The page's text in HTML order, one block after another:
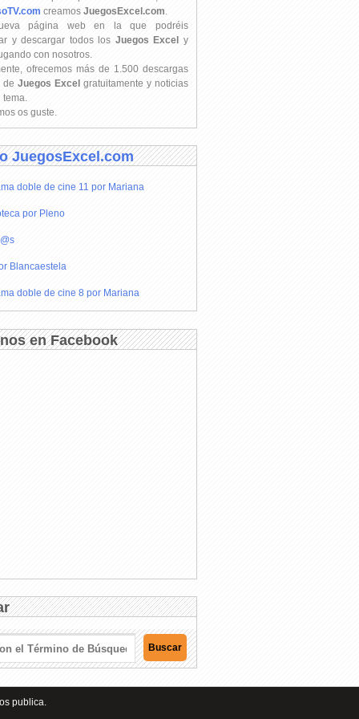
creamos JuegosExcel.com
página web en la que podréis
y descargar todos los Juegos Excel y
con nosotros.
ofrecemos más de 1.500 descargas
de Juegos Excel gratuitamente y noticias
os guste.
JuegosExcel.com
doble de cine 11 por Mariana
por Pleno
Blancaestela
doble de cine 8 por Mariana
en Facebook
publica.